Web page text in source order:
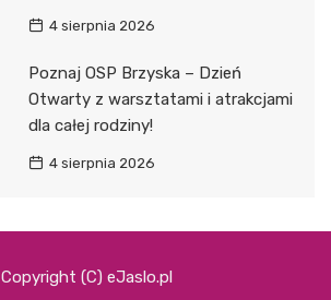
4 sierpnia 2026
Poznaj OSP Brzyska – Dzień
Otwarty z warsztatami i atrakcjami
dla całej rodziny!
4 sierpnia 2026
Copyright (C) eJaslo.pl